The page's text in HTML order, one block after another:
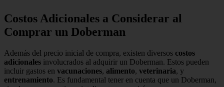
Costos Adicionales a Considerar al
Comprar un Doberman
Además del precio inicial de compra, existen diversos costos
adicionales involucrados al adquirir un Doberman. Estos pueden
incluir gastos en vacunaciones, alimento, veterinaria, y
entrenamiento. Es fundamental tener en cuenta que un Doberman,